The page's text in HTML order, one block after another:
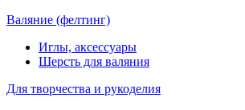
Валяние (фелтинг)
Иглы, аксессуары
Шерсть для валяния
Для творчества и рукоделия